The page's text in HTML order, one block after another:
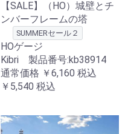
【SALE】（HO）城壁とチ
ンバーフレームの塔
SUMMERセール２
HOゲージ
Kibri 製品番号:kb38914
通常価格 ￥6,160 税込
￥5,540 税込